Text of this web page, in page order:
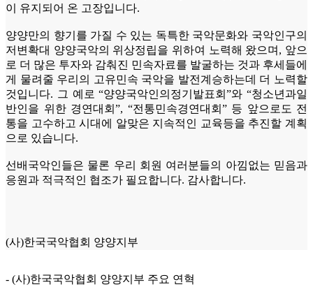
이 유지되어 온 고장입니다.
양양만의 향기를 가질 수 있는 독특한 국악문화와 국악인구의
저변확대 양양국악의 위상정립을 위하여 노력해 왔으며, 앞으
로 더 많은 투자와 감춰진 민속자료를 발굴하는 것과 후세들에
게 물려줄 우리의 고유민속 국악을 발전계승하는데 더 노력할
것입니다. 그 예로 “양양국악인의정기발표회”와 “청소년과일
반인을 위한 경연대회”, “전통민속경연대회” 등 앞으로도 전
통을 고수하고 시대에 알맞은 지속적인 교육등을 추진할 계획
으로 있습니다.
선배국악인들은 물론 우리 회원 여러분들의 아낌없는 믿음과
응원과 적극적인 협조가 필요합니다. 감사합니다.
(사)한국국악협회 양양지부
- (사)한국국악협회 양양지부 주요 연혁